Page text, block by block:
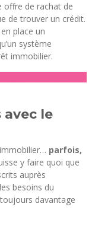
offre de rachat de
de trouver un crédit.
place un
système
immobilier.
avec le
parfois,
y faire quoi que
auprès
besoins du
davantage